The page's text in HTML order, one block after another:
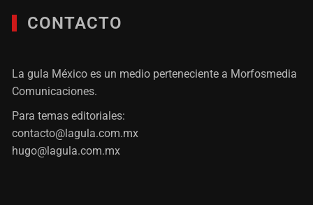
CONTACTO
La gula México es un medio perteneciente a Morfosmedia
Comunicaciones.
Para temas editoriales:
contacto@lagula.com.mx
hugo@lagula.com.mx